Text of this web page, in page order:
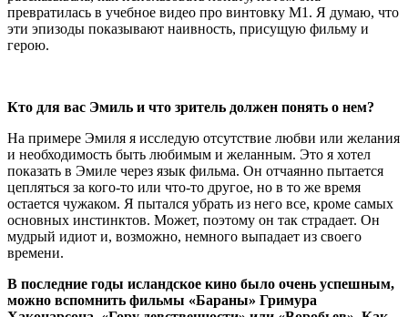
превратилась в учебное видео про винтовку M1. Я думаю, что
эти эпизоды показывают наивность, присущую фильму и
герою.
Кто для вас Эмиль и что зритель должен понять о нем?
На примере Эмиля я исследую отсутствие любви или желания
и необходимость быть любимым и желанным. Это я хотел
показать в Эмиле через язык фильма. Он отчаянно пытается
цепляться за кого-то или что-то другое, но в то же время
остается чужаком. Я пытался убрать из него все, кроме самых
основных инстинктов. Может, поэтому он так страдает. Он
мудрый идиот и, возможно, немного выпадает из своего
времени.
В последние годы исландское кино было очень успешным,
можно вспомнить фильмы «Бараны» Гримура